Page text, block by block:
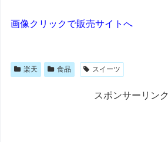
画像クリックで販売サイトへ
楽天 食品 スイーツ
スポンサーリンク